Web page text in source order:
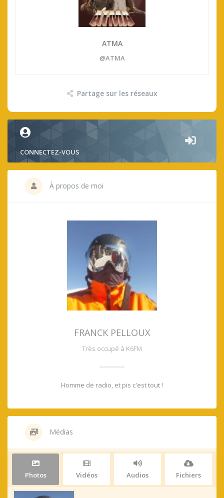
ATMA
@ATMA
Partage sur les réseaux
CONNECTEZ-VOUS
À propos de moi
FRANCK PELLOUX
Très occupé à K6FM
Homme de radio, et pis c'est tout !
Médias
Photos Vidéos Audios Fichiers